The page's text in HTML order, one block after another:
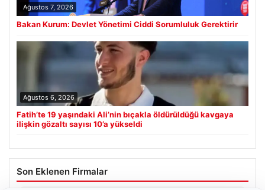
Ağustos 7, 2026
Bakan Kurum: Devlet Yönetimi Ciddi Sorumluluk Gerektirir
Ağustos 6, 2026
Fatih’te 19 yaşındaki Ali’nin bıçakla öldürüldüğü kavgaya
ilişkin gözaltı sayısı 10’a yükseldi
Son Eklenen Firmalar